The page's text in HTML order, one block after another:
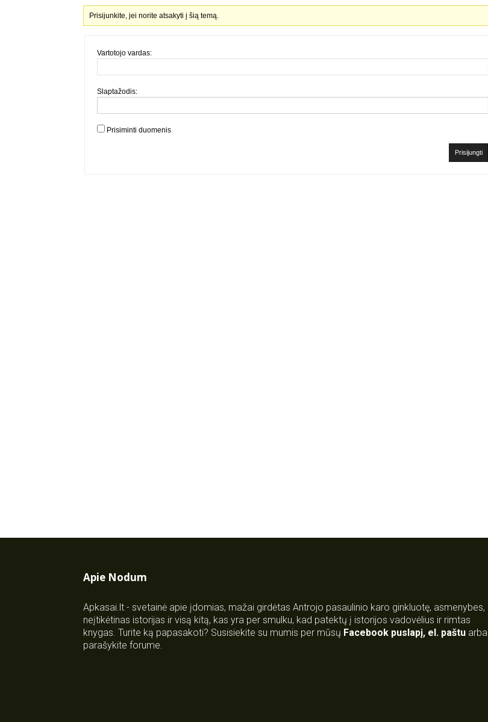
Prisijunkite, jei norite atsakyti į šią temą.
Vartotojo vardas:
Slaptažodis:
Prisiminti duomenis
Prisijungti
Apie Nodum
Apkasai.lt - svetainė apie įdomias, mažai girdėtas Antrojo pasaulinio karo ginkluotę, asmenybes,
neįtikėtinas istorijas ir visą kitą, kas yra per smulku, kad patektų į istorijos vadovėlius ir rimtas
knygas. Turite ką papasakoti? Susisiekite su mumis per mūsų Facebook puslapį, el. paštu arba
parašykite forume.